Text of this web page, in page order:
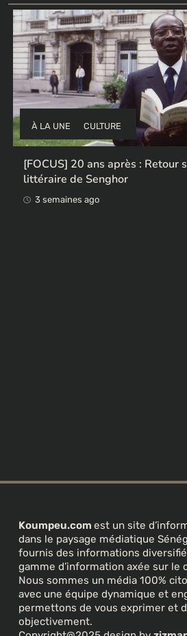
À LA UNE
Ces ex-
Koumpeu.com est un site
dans le paysage médiatique
fournis des informations
gamme d’information axée sur le
Nous sommes un média 100%
avec une équipe dynamique et
permettons de vous exprimer et
objectivement.